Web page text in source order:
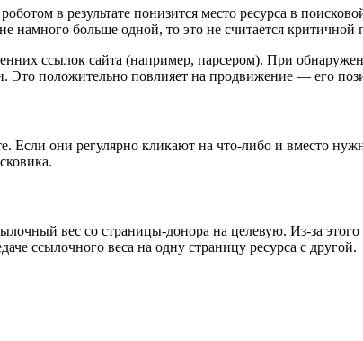
в результате понизится место ресурса в
больше одной, то это не считается критичной
ссылок сайта (например, парсером). При
Это положительно повлияет на продвижение — его
Если они регулярно кликают на что-либо и вместо
вес со страницы-донора на целевую. Из-за
ссылочного веса на одну страницу ресурса с другой.